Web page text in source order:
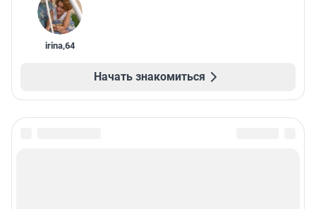
irina,64
Начать знакомиться